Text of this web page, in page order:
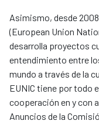
Asimismo, desde
(European Union
desarrolla proyectos
entendimiento entre
mundo a través de la
EUNIC tiene por todo
cooperación en y con
Anuncios de la